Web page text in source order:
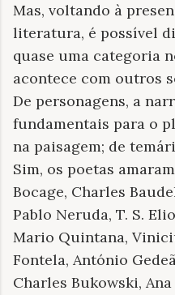
Mas, voltando à
literatura, é possível
quase uma categoria
acontece com outros
De personagens, a
fundamentais para o
na paisagem; de
Sim, os poetas
Bocage, Charles
Pablo Neruda, T. S.
Mario Quintana,
Fontela, António
Charles Bukowski,